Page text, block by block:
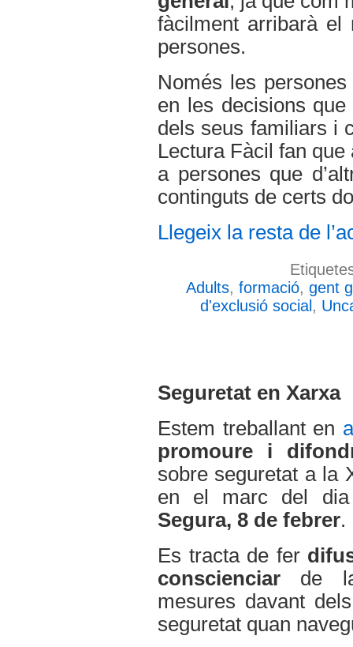
fàcilment arribarà el
persones.
Només les
en les decisions
dels seus familiars i
Lectura Fàcil fan
a persones que
continguts de certs
Llegeix la resta de
Adults, formació, gent
d'exclusió social ,
Seguretat en Xarxa
Estem treballant en
promoure i
sobre seguretat a la
en el marc del
Segura, 8 de febrer.
Es tracta de fer
conscienciar de la
mesures davant
seguretat quan